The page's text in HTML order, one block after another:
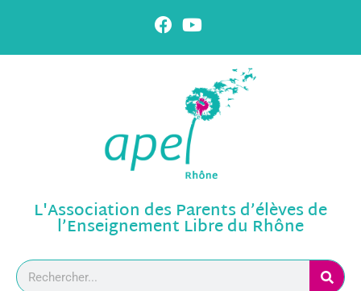
L'Association des Parents d’élèves de
l’Enseignement Libre du Rhône